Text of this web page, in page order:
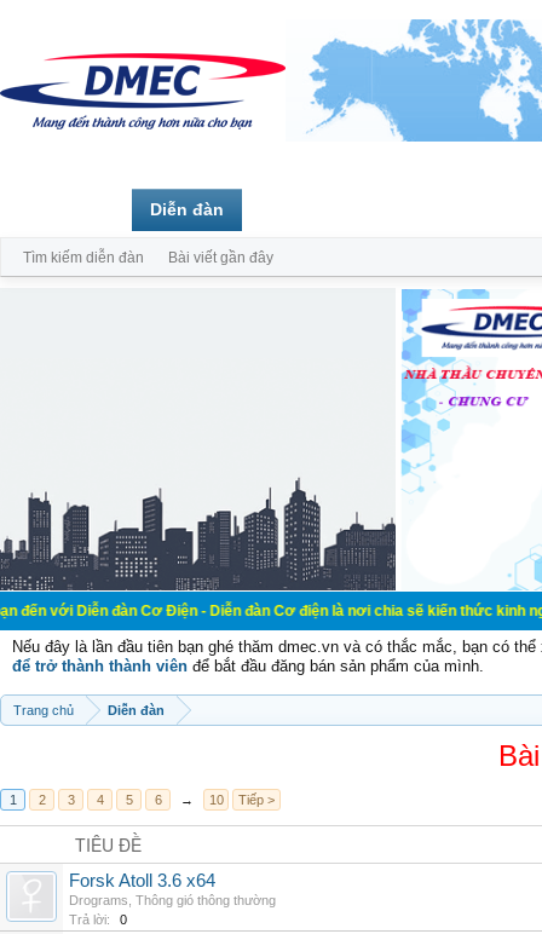
đàn Cơ Điện - Diễn đàn Cơ điện là nơi chia sẽ kiến thức kinh nghiệm
Nếu đây là lần đầu tiên bạn ghé thăm dmec.vn và có thắc mắc, bạn có
để trở thành thành viên để bắt đầu đăng bán sản phẩm của mình.
Trang chủ Diễn đàn
1 2 3 4 5 6 → 10 Tiếp >
TIÊU ĐỀ
Forsk Atoll 3.6 x64
Drograms Thông gió thông thường
Trả lời:
0
Diễn đàn
Tìm kiếm diễn đàn Bài viết gần đây